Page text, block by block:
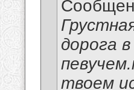
дорога в
твоем